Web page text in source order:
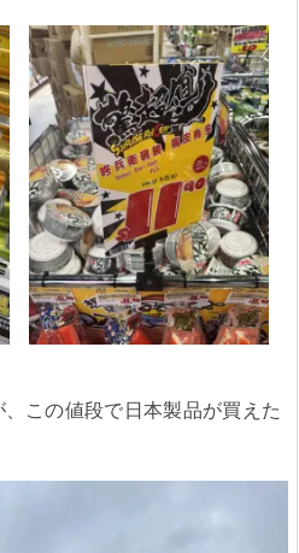
この値段で日本製品が買えた